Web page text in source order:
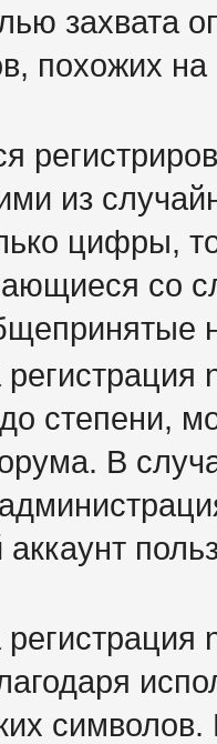
захвата
похожих
из
цифры,
со
степени,
В